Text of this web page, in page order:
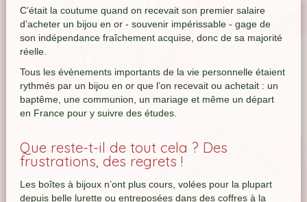
C’était la coutume quand on recevait son premier salaire
d’acheter un bijou en or - souvenir impérissable - gage de
son indépendance fraîchement acquise, donc de sa majorité
réelle.
Tous les évènements importants de la vie personnelle étaient
rythmés par un bijou en or que l’on recevait ou achetait : un
baptême, une communion, un mariage et même un départ
en France pour y suivre des études.
Que reste-t-il de tout cela ? Des
frustrations, des regrets !
Les boîtes à bijoux n’ont plus cours, volées pour la plupart
depuis belle lurette ou entreposées dans des coffres à la